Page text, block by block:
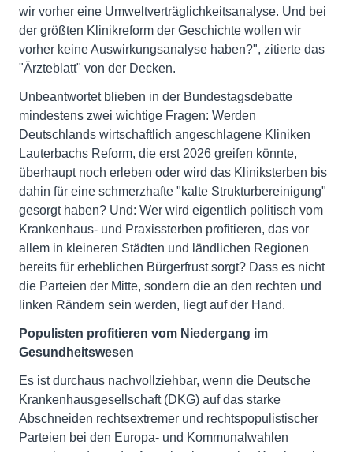
wir vorher eine Umweltverträglichkeitsanalyse. Und bei
der größten Klinikreform der Geschichte wollen wir
vorher keine Auswirkungsanalyse haben?", zitierte das
"Ärzteblatt" von der Decken.
Unbeantwortet blieben in der Bundestagsdebatte
mindestens zwei wichtige Fragen: Werden
Deutschlands wirtschaftlich angeschlagene Kliniken
Lauterbachs Reform, die erst 2026 greifen könnte,
überhaupt noch erleben oder wird das Kliniksterben bis
dahin für eine schmerzhafte "kalte Strukturbereinigung"
gesorgt haben? Und: Wer wird eigentlich politisch vom
Krankenhaus- und Praxissterben profitieren, das vor
allem in kleineren Städten und ländlichen Regionen
bereits für erheblichen Bürgerfrust sorgt? Dass es nicht
die Parteien der Mitte, sondern die an den rechten und
linken Rändern sein werden, liegt auf der Hand.
Populisten profitieren vom Niedergang im
Gesundheitswesen
Es ist durchaus nachvollziehbar, wenn die Deutsche
Krankenhausgesellschaft (DKG) auf das starke
Abschneiden rechtsextremer und rechtspopulistischer
Parteien bei den Europa- und Kommunalwahlen